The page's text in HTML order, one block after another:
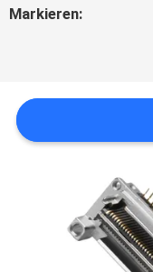
BITTE
ANGEBOT
Markieren: